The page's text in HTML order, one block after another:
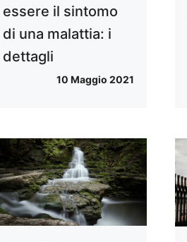
essere il sintomo
di una malattia: i
dettagli
10 Maggio 2021